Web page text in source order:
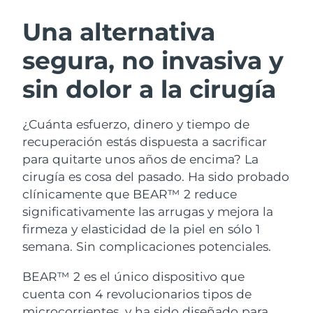
Una alternativa
segura, no invasiva y
sin dolor a la cirugía
¿Cuánta esfuerzo, dinero y tiempo de
recuperación estás dispuesta a sacrificar
para quitarte unos años de encima? La
cirugía es cosa del pasado. Ha sido probado
clínicamente que BEAR™ 2 reduce
significativamente las arrugas y mejora la
firmeza y elasticidad de la piel en sólo 1
semana. Sin complicaciones potenciales.
BEAR™ 2 es el único dispositivo que
cuenta con 4 revolucionarios tipos de
Limpieza facial
Anti-aging massage
LUNA™ 4 Plus
Massage, LED heating
LUNA™ 4 Men
Lifting facial
Microcurrent toning
BEAR™ 2 go
Microcurrent toning on-the-go
BEAR™ 2 eyes & lips
Hidratación
UFO™ 3 pack
Deep facial hydration
UFO™ 3 LED
Near-infrared and red light therapy
device
Cuidado bucal
issa™ 4
Hybrid silicone sonic toothbrush
Smart hybrid silicone sonic toothbrush
TRATAMIENTO ANTIEDAD FAQ™
Antiedad Tratamientos LED
NEW
Austria Entrega prevista
Baréin Entrega prevista8/10/26
Bélgica Entrega prevista 8/9/26
Bermudas Entrega prevista
Bosnia y Herzegovina Entrega prevista
Brunéi Entrega prevista
Bulgaria Entrega prevista 8/9/26
Canadá Entrega prevista8/13/26
Chile Entrega prevista